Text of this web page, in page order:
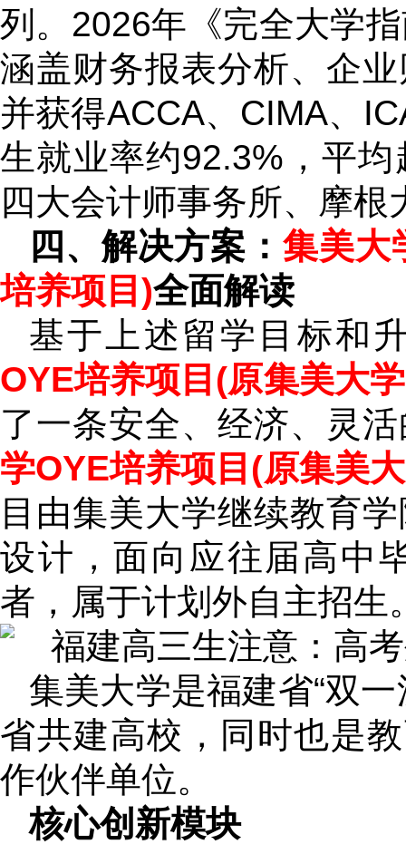
列。2026年《完全大学
涵盖财务报表分析、企
并获得ACCA、CIMA、
生就业率约92.3%，平
四大会计师事务所、摩
四、解决方案： 集美大
培养项目)全面解读
基于上述留学目标和
OYE培养项目(原集美大
了一条安全、经济、灵
学OYE培养项目(原集美
目由集美大学继续教育
设计，面向应往届高中
者，属于计划外自主招生
集美大学是福建省“双
省共建高校，同时也是
作伙伴单位。
核心创新模块